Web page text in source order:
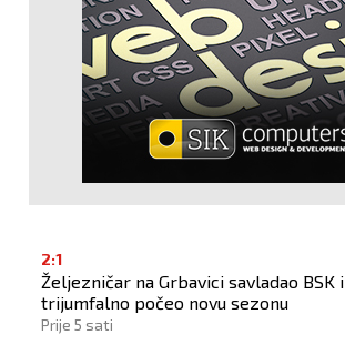
2:1
Željezničar na Grbavici savladao BSK i
trijumfalno počeo novu sezonu
Prije 5 sati